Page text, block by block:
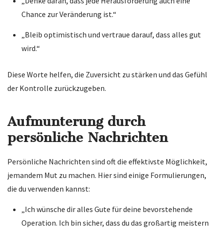
Chance zur Veränderung ist.“
„Bleib optimistisch und vertraue darauf, dass alles gut
wird.“
Diese Worte helfen, die Zuversicht zu stärken und das Gefühl
der Kontrolle zurückzugeben.
Aufmunterung durch
persönliche Nachrichten
Persönliche Nachrichten sind oft die effektivste Möglichkeit,
jemandem Mut zu machen. Hier sind einige Formulierungen,
die du verwenden kannst:
„Ich wünsche dir alles Gute für deine bevorstehende
Operation. Ich bin sicher, dass du das großartig meistern